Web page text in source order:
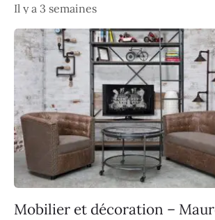
Il y a 3 semaines
Mobilier et décoration –